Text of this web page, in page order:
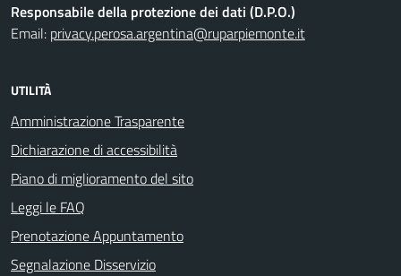
Responsabile della protezione dei dati (D.P.O.)
Email: privacy.perosa.argentina@ruparpiemonte.it
UTILITÀ
Amministrazione Trasparente
Dichiarazione di accessibilità
Piano di miglioramento del sito
Leggi le FAQ
Prenotazione Appuntamento
Segnalazione Disservizio